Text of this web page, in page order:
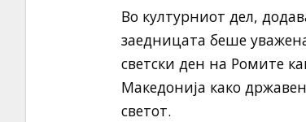
Во културниот дел,
заедницата беше
светски ден на Ромите
Македонија како
светот.